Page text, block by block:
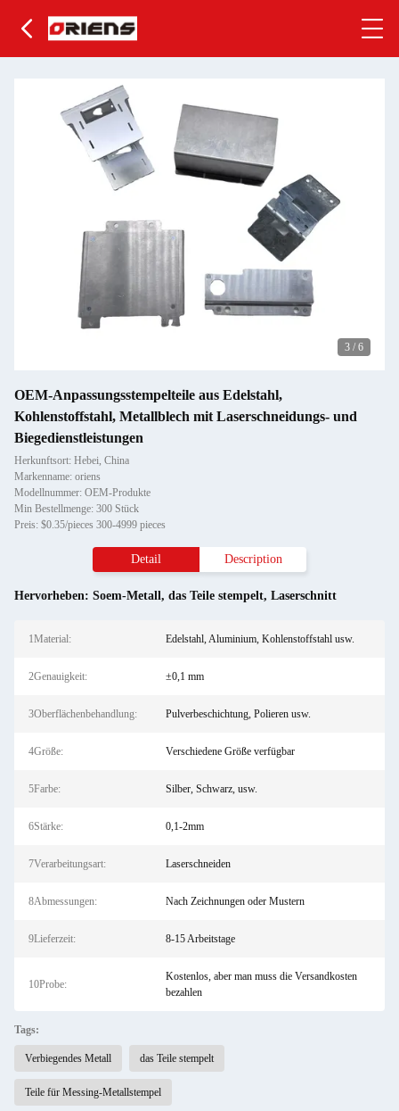
3 / 6
OEM-Anpassungsstempelteile aus Edelstahl,
Kohlenstoffstahl, Metallblech mit Laserschneidungs- und
Biegedienstleistungen
Herkunftsort: Hebei, China
Markenname: oriens
Modellnummer: OEM-Produkte
Min Bestellmenge: 300 Stück
Preis: $0.35/pieces 300-4999 pieces
Detail Description
Hervorheben: Soem-Metall, das Teile stempelt, Laserschnitt
1Material: Edelstahl, Aluminium, Kohlenstoffstahl usw.
2Genauigkeit: ±0,1 mm
3Oberflächenbehandlung: Pulverbeschichtung, Polieren usw.
4Größe: Verschiedene Größe verfügbar
5Farbe: Silber, Schwarz, usw.
6Stärke: 0,1-2mm
7Verarbeitungsart: Laserschneiden
8Abmessungen: Nach Zeichnungen oder Mustern
9Lieferzeit: 8-15 Arbeitstage
10Probe:
Kostenlos, aber man muss die Versandkosten
bezahlen
Tags:
Verbiegendes Metall das Teile stempelt
Teile für Messing-Metallstempel